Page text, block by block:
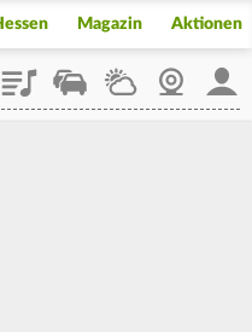
Magazin Aktionen
PlaylistStaupilotWetterWebcam